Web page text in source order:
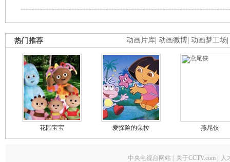
动画片库 动画微博 动画梦工场
热门推荐
花园宝宝 爱探险的朵拉 燕尾侠
中央电视台网站 关于CCTV.com 人